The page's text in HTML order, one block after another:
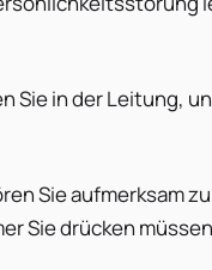
Sie in der Leitung,
Sie aufmerksam
Sie drücken